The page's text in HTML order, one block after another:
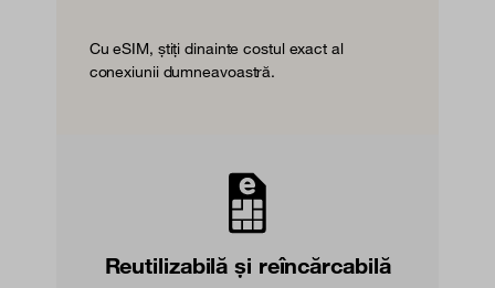
Cu eSIM, știți dinainte costul exact al
conexiunii dumneavoastră.
Reutilizabilă și reîncărcabilă